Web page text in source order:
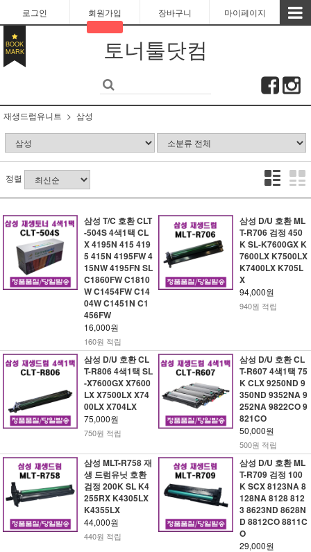
로그인 회원가입 장바구니 마이페이지
토너툴닷컴
BOOK
MARK
재생드럼유니트 삼성
정렬
삼성 T/C 호환 CLT
-504S 4색1택 CL
X 4195N 415 419
5 415N 4195FW 4
15NW 4195FN SL
C1860FW C1810
W C1454FW C14
04W C1451N C1
456FW
16,000원
160원 적립
삼성 D/U 호환 ML
T-R706 검정 450
K SL-K7600GX K
7600LX K7500LX
K7400LX K705L
X
94,000원
940원 적립
삼성 D/U 호환 CL
T-R806 4색1택 SL
-X7600GX X7600
LX X7500LX X74
00LX X704LX
75,000원
750원 적립
삼성 D/U 호환 CL
T-R607 4색1택 75
K CLX 9250ND 9
350ND 9352NA 9
252NA 9822CO 9
821CO
50,000원
500원 적립
삼성 MLT-R758 재
생 드럼유닛 호환
검정 200K SL K4
255RX K4305LX
K4355LX
44,000원
440원 적립
삼성 D/U 호환 ML
T-R709 검정 100
K SCX 8123NA 8
128NA 8128 812
3 8623ND 8628N
D 8812CO 8811C
O
29,000원